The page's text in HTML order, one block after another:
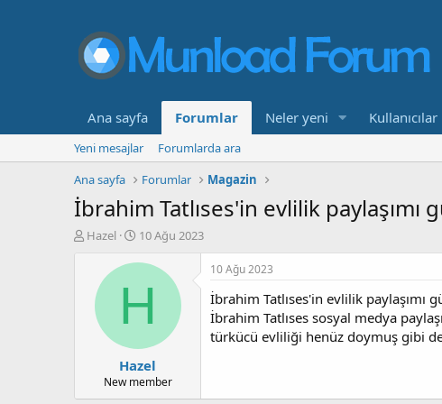
Ana sayfa Forumlar Neler yeni Kullanıcılar
Yeni mesajlar
Forumlarda ara
Ana sayfa
Forumlar Magazin
İbrahim Tatlıses'in evlilik
K
l
Hazel
B
ş
a
ı
ç
t
a
10 Ağu 2023
H
Hazel
New member
10 Ağu 2023
İbrahim Tatlıses'in evlilik paylaşımı
İbrahim Tatlıses sosyal medya
türkücü evliliği henüz doymuş gibi